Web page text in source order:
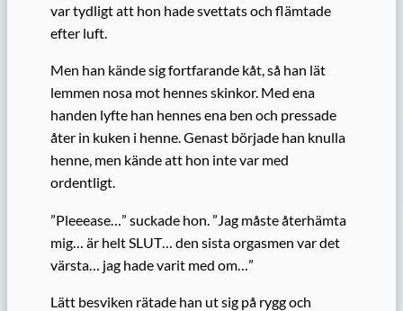
var tydligt att hon hade svettats och flämtade
efter luft.
Men han kände sig fortfarande kåt, så han lät
lemmen nosa mot hennes skinkor. Med ena
handen lyfte han hennes ena ben och pressade
åter in kuken i henne. Genast började han knulla
henne, men kände att hon inte var med
ordentligt.
”Pleeease…” suckade hon. ”Jag måste återhämta
mig… är helt SLUT… den sista orgasmen var det
värsta… jag hade varit med om…”
Lätt besviken rätade han ut sig på rygg och